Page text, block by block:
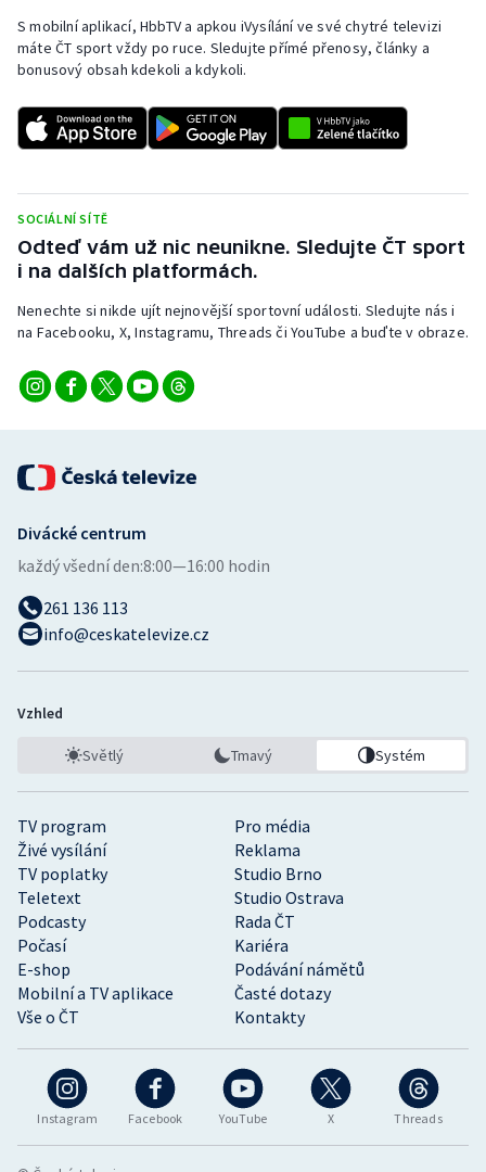
S mobilní aplikací, HbbTV a apkou iVysílání ve své chytré televizi
máte ČT sport vždy po ruce. Sledujte přímé přenosy, články a
bonusový obsah kdekoli a kdykoli.
SOCIÁLNÍ SÍTĚ
Odteď vám už nic neunikne. Sledujte ČT sport
i na dalších platformách.
Nenechte si nikde ujít nejnovější sportovní události. Sledujte nás i
na Facebooku, X, Instagramu, Threads či YouTube a buďte v obraze.
Instagram Facebook YouTube X Threads
TV program
Pro média
Živé vysílání
Reklama
TV poplatky
Studio Brno
Teletext
Studio Ostrava
Podcasty
Rada ČT
Počasí
Kariéra
E-shop
Podávání námětů
Mobilní a TV aplikace
Časté dotazy
Vše o ČT
Kontakty
Divácké centrum
každý všední den:8:00—16:00 hodin
261 136 113
info@ceskatelevize.cz
Vzhled
Světlý Tmavý Systém